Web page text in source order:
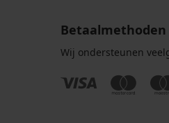
Betaalmethoden
Wij ondersteunen